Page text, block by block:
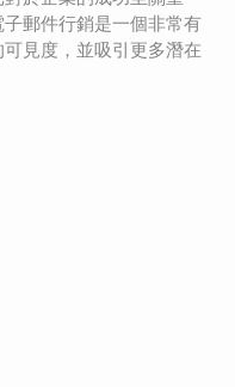
郵件行銷是一個非常有
見度，並吸引更多潛在